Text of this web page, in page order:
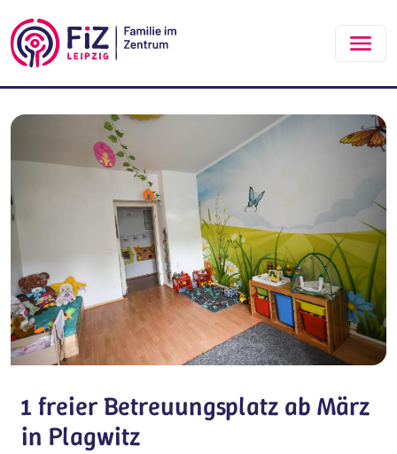
1 freier Betreuungsplatz ab März
in Plagwitz